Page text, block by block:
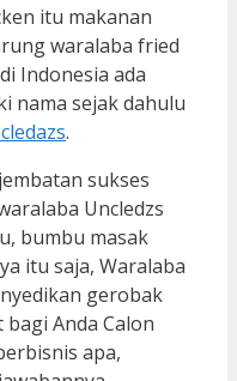
itu makanan
waralaba fried
Indonesia ada
nama sejak dahulu
.
sukses
Uncledzs
bumbu masak
itu saja, Waralaba
gerobak
Anda Calon
apa,